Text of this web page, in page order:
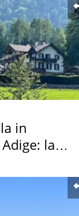
in
la